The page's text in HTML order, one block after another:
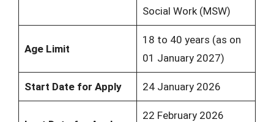
Social Work (MSW)
Age Limit
18 to 40 years (as on
01 January 2027)
Start Date for Apply 24 January 2026
22 February 2026